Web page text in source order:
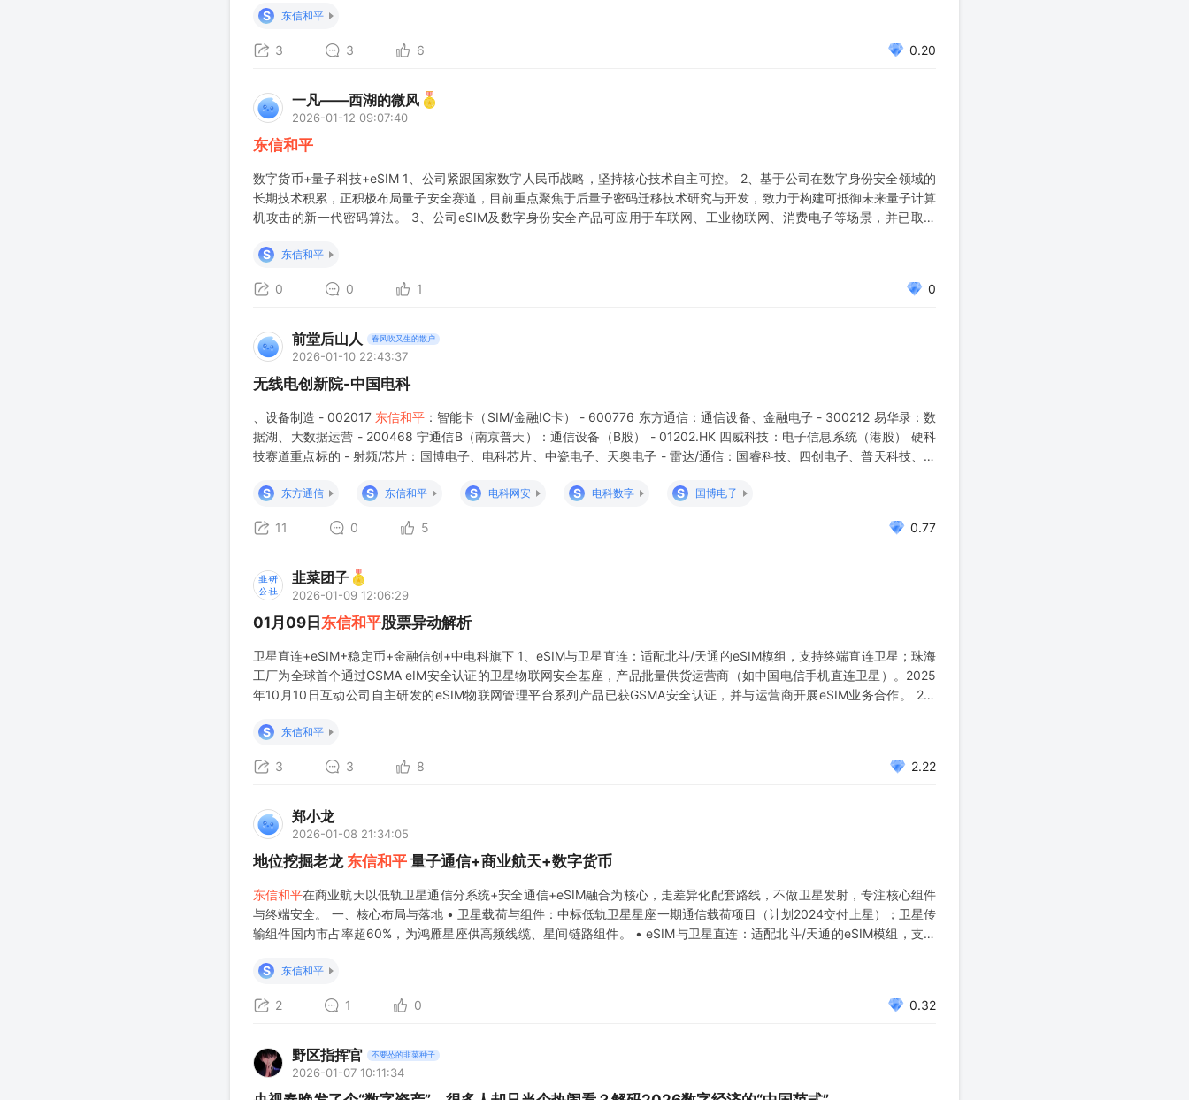
S
东信和平
3 3 6 0.20
一凡——西湖的微风
2026-01-12 09:07:40
东信和平
数字货币+量子科技+eSIM 1、公司紧跟国家数字人民币战略，坚持核心技术自主可控。 2、基于公司在数字身份安全领域的
长期技术积累，正积极布局量子安全赛道，目前重点聚焦于后量子密码迁移技术研究与开发，致力于构建可抵御未来量子计算
机攻击的新一代密码算法。 3、公司eSIM及数字身份安全产品可应用于车联网、工业物联网、消费电子等场景，并已取得
S
东信和平
0 0 1 0
前堂后山人 春风吹又生的散户
2026-01-10 22:43:37
无线电创新院-中国电科
、设备制造 - 002017 东信和平 ：智能卡（SIM/金融IC卡） - 600776 东方通信：通信设备、金融电子 - 300212 易华录：数
据湖、大数据运营 - 200468 宁通信B（南京普天）：通信设备（B股） - 01202.HK 四威科技：电子信息系统（港股） 硬科
技赛道重点标的 - 射频/芯片：国博电子、电科芯片、中瓷电子、天奥电子 - 雷达/通信：国睿科技、四创电子、普天科技、东
S
东方通信 S 东信和平 S 电科网安 S 电科数字 S 国博电子
11 0 5 0.77
韭菜团子
2026-01-09 12:06:29
01月09日 东信和平股票异动解析
卫星直连+eSIM+稳定币+金融信创+中电科旗下 1、eSIM与卫星直连：适配北斗/天通的eSIM模组，支持终端直连卫星；珠海
工厂为全球首个通过GSMA eIM安全认证的卫星物联网安全基座，产品批量供货运营商（如中国电信手机直连卫星）。2025
年10月10日互动公司自主研发的eSIM物联网管理平台系列产品已获GSMA安全认证，并与运营商开展eSIM业务合作。 2、
研究。公司联合中国电
S 东信和平
3 3 8 2.22
郑小龙
2026-01-08 21:34:05
地位挖掘老龙东信和平 量子通信+商业航天+数字货币
东信和平在商业航天以低轨卫星通信分系统+安全通信+eSIM融合为核心，走差异化配套路线，不做卫星发射，专注核心组件
与终端安全。 一、核心布局与落地 • 卫星载荷与组件：中标低轨卫星星座一期通信载荷项目（计划2024交付上星）；卫星传
输组件国内市占率超60%，为鸿雁星座供高频线缆、星间链路组件。 • eSIM与卫星直连：适配北斗/天通的eSIM模组，支持
S
东信和平
2 1 0 0.32
野区指挥官 不要怂的韭菜种子
2026-01-07 10:11:34